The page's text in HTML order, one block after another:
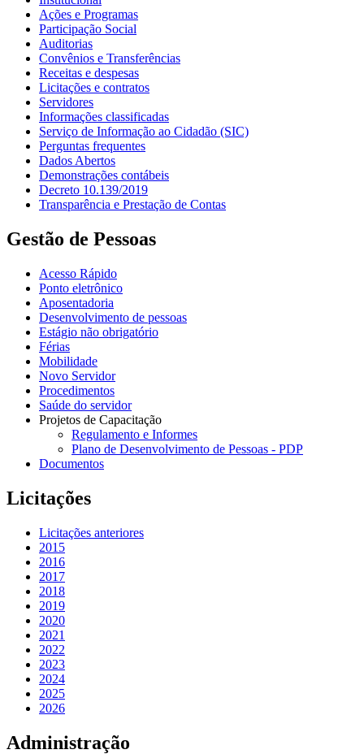
Ações e Programas
Participação Social
Auditorias
Convênios e Transferências
Receitas e despesas
Licitações e contratos
Servidores
Informações classificadas
Serviço de Informação ao Cidadão (SIC)
Perguntas frequentes
Dados Abertos
Demonstrações contábeis
Decreto 10.139/2019
Transparência e Prestação de Contas
Gestão de Pessoas
Acesso Rápido
Ponto eletrônico
Aposentadoria
Desenvolvimento de pessoas
Estágio não obrigatório
Férias
Mobilidade
Novo Servidor
Procedimentos
Saúde do servidor
Projetos de Capacitação
Regulamento e Informes
Plano de Desenvolvimento de Pessoas - PDP
Documentos
Licitações
Licitações anteriores
2015
2016
2017
2018
2019
2020
2021
2022
2023
2024
2025
2026
Administração